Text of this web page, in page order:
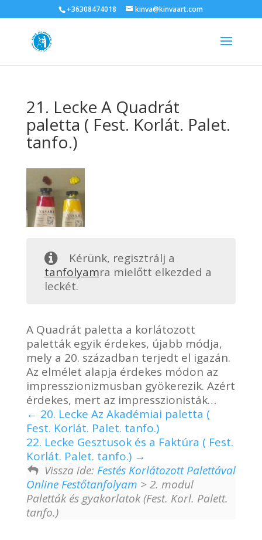
+36308474018 kinva@kinvaart.com
21. Lecke A Quadrát
paletta ( Fest. Korlát. Palet.
tanfo.)
Kérünk, regisztrálj a
tanfolyamra mielőtt elkezded a
leckét.
A Quadrát paletta a korlátozott
paletták egyik érdekes, újabb módja,
mely a 20. században terjedt el igazán.
Az elmélet alapja érdekes módon az
impresszionizmusban gyökerezik. Azért
érdekes, mert az impresszionisták…
20. Lecke Az Akadémiai paletta (
Fest. Korlát. Palet. tanfo.)
22. Lecke Gesztusok és a Faktúra ( Fest.
Korlát. Palet. tanfo.)
Vissza ide: Festés Korlátozott Palettával
Online Festőtanfolyam > 2. modul
Paletták és gyakorlatok (Fest. Korl. Palett.
tanfo.)